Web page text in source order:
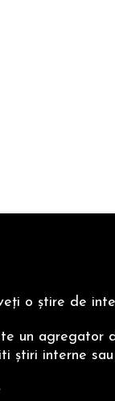
o ştire de
un agregator
ştiri interne